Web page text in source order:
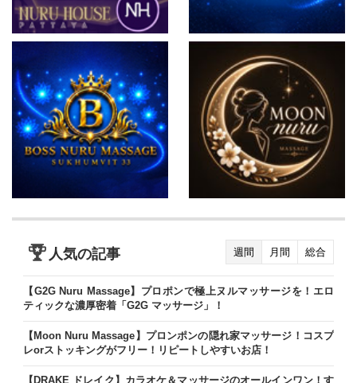
人気の記事 週間 月間 総合
【G2G Nuru Massage】プロポンで極上ヌルマッサージを！エロ
ティックな濃厚密着「G2G マッサージ」！
【Moon Nuru Massage】プロンポンの隠れ家マッサージ！コスプ
レorストッキングがフリー！リピートしやすいお店！
【DRAKE ドレイク】カラオケ＆マッサージのオールインワン！す